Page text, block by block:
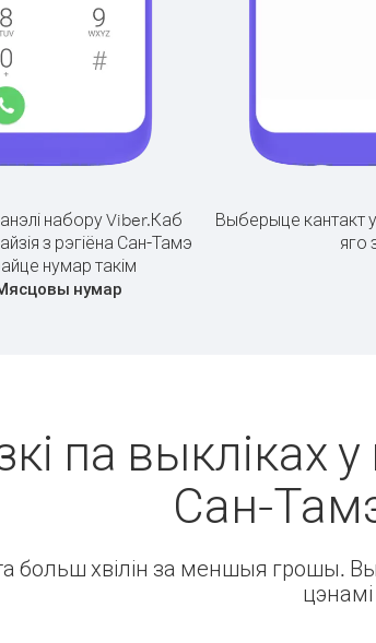
набору Viber.Каб
з рэгіёна Сан-Тамэ
нумар такім
нумар
Выберыце кантакт у
яго
па выкліках
Сан-
больш хвілін за меншыя грошы.
цэнамі